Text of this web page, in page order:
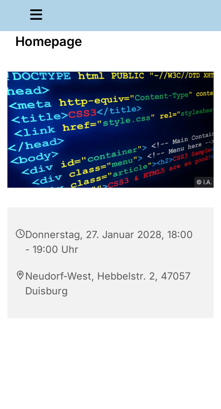
Homepage
© I.A.
Donnerstag, 27. Januar 2028, 18:00
- 19:00 Uhr
Neudorf-West, Hebbelstr. 2, 47057
Duisburg